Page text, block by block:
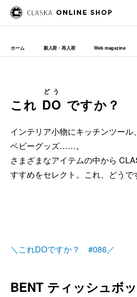
ホーム 新入荷・再入荷 Web magazine
これ DO
どう
ですか？
インテリア小物にキッチンツー
ベビーグッズ……。
さまざまなアイテムの中から
すすめをセレクト。これ、どうで
＼これDOですか？ #086／
BENT ティッシュボ